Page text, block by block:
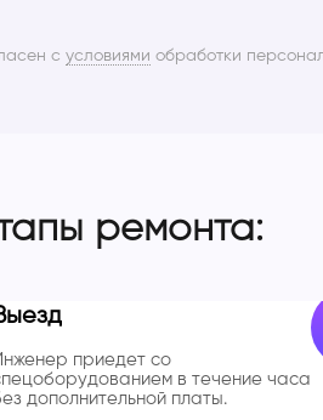
с условиями обработки
ремонта:
приедет со
в течение часа
дополнительной платы.